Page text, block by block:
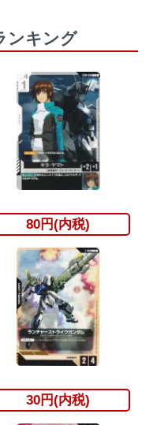
ンキング
80円(内税)
30円(内税)